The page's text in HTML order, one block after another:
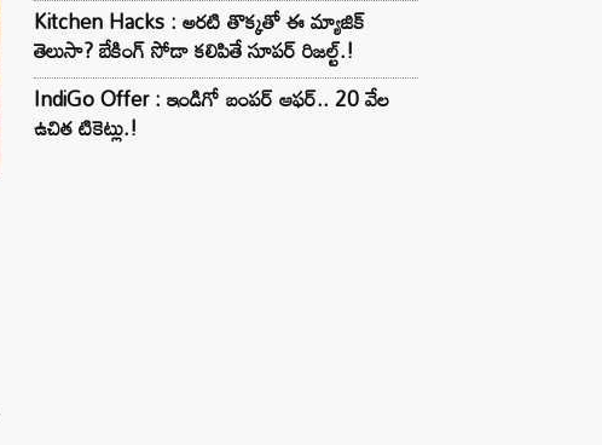
Kitchen Hacks : అరటి తొక్కతో ఈ మ్యాజిక్
తెలుసా? బేకింగ్ సోడా కలిపితే సూపర్ రిజల్ట్.!
IndiGo Offer : ఇండిగో బంపర్ ఆఫర్.. 20 వేల
ఉచిత టికెట్లు.!